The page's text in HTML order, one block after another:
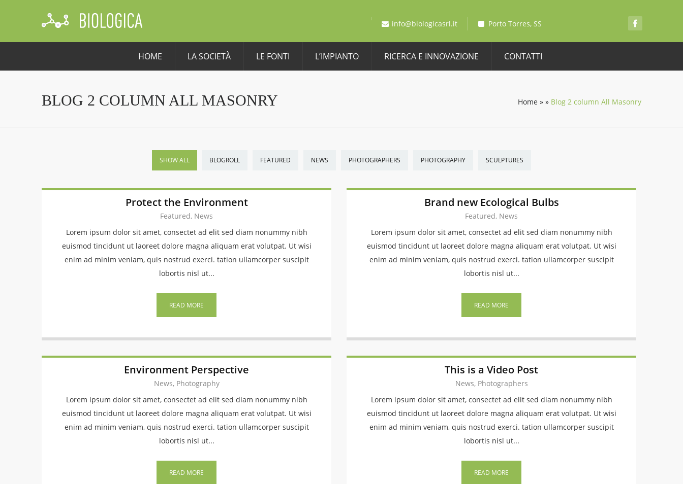
info@biologicasrl.it Porto Torres, SS
HOME LA SOCIETÀ LE FONTI L’IMPIANTO RICERCA E INNOVAZIONE CONTATTI
BLOG 2 COLUMN ALL MASONRY Home » » Blog 2 column All Masonry
SHOW ALL BLOGROLL FEATURED NEWS PHOTOGRAPHERS PHOTOGRAPHY SCULPTURES
Protect the Environment
Featured, News
Lorem ipsum dolor sit amet, consectet ad elit sed diam nonummy nibh
euismod tincidunt ut laoreet dolore magna aliquam erat volutpat. Ut wisi
enim ad minim veniam, quis nostrud exerci. tation ullamcorper suscipit
lobortis nisl ut...
READ MORE
Brand new Ecological Bulbs
Featured, News
Lorem ipsum dolor sit amet, consectet ad elit sed diam nonummy nibh
euismod tincidunt ut laoreet dolore magna aliquam erat volutpat. Ut wisi
enim ad minim veniam, quis nostrud exerci. tation ullamcorper suscipit
lobortis nisl ut...
READ MORE
Environment Perspective
News, Photography
Lorem ipsum dolor sit amet, consectet ad elit sed diam nonummy nibh
euismod tincidunt ut laoreet dolore magna aliquam erat volutpat. Ut wisi
enim ad minim veniam, quis nostrud exerci. tation ullamcorper suscipit
lobortis nisl ut...
READ MORE
This is a Video Post
News, Photographers
Lorem ipsum dolor sit amet, consectet ad elit sed diam nonummy nibh
euismod tincidunt ut laoreet dolore magna aliquam erat volutpat. Ut wisi
enim ad minim veniam, quis nostrud exerci. tation ullamcorper suscipit
lobortis nisl ut...
READ MORE